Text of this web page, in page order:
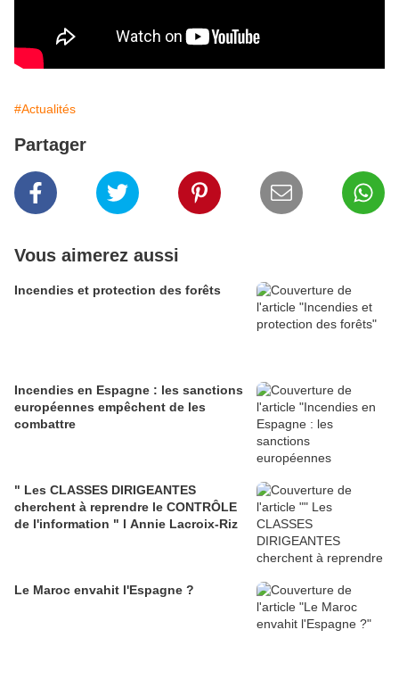
#Actualités
Partager
Vous aimerez aussi
Incendies et protection des forêts
Incendies en Espagne : les sanctions
européennes empêchent de les
combattre
" Les CLASSES DIRIGEANTES
cherchent à reprendre le CONTRÔLE
de l'information " l Annie Lacroix-Riz
Le Maroc envahit l'Espagne ?